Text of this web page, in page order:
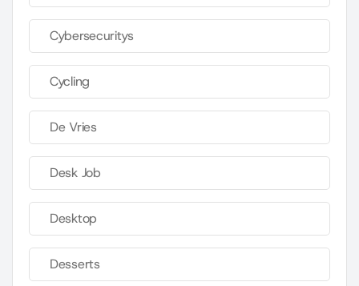
Cybersecuritys
Cycling
De Vries
Desk Job
Desktop
Desserts